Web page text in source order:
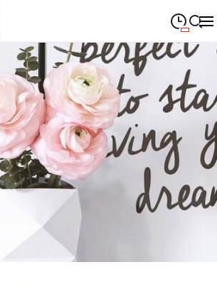
Suche schließen
09:00—19:30
09:00— 19:30
09:00—19:30
09:00—19:30
09:00—19:30